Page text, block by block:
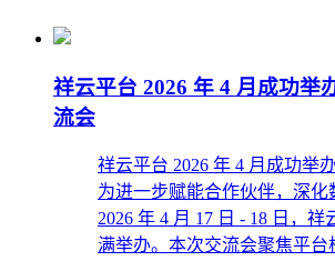
祥云平台 2026 年 4 月成功举
流会
祥云平台 2026 年 4 月成功举
为进一步赋能合作伙伴，深化
2026 年 4 月 17 日 - 18 日，祥
满举办。本次交流会聚焦平